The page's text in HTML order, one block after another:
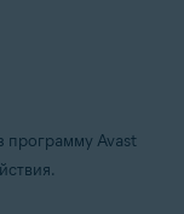
программу Avast